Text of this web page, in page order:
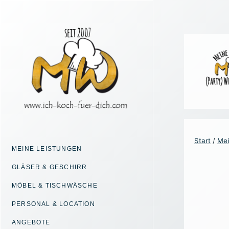
MEINE LEISTUNGEN
GLÄSER & GESCHIRR
MÖBEL & TISCHWÄSCHE
PERSONAL & LOCATION
ANGEBOTE
Start /